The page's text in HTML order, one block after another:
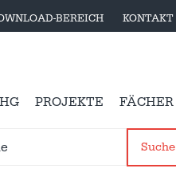
BEREICH KONTAKT
PROJEKTE FÄCHER
Suche